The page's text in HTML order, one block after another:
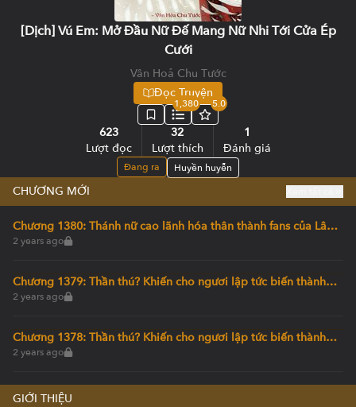
[Dịch] Vú Em: Mở Đầu Nữ Đế Mang Nữ Nhi Tới Cửa Ép
Cưới
Vân Hoả Chu Tước
Đọc Truyện
1,380 5.0
623
Lượt đọc
32
Lượt thích
1
Đánh giá
Đang ra Huyền huyễn
CHƯƠNG MỚI
Chương 1380: Thánh nữ cao lãnh hóa thân thành fans của Lâm
Hiên!
2 years ago
Chương 1379: Thần thú? Khiến cho ngươi lập tức biến thành
một con chim chết! (2)
2 years ago
Chương 1378: Thần thú? Khiến cho ngươi lập tức biến thành
một con chim chết!
2 years ago
GIỚI THIỆU